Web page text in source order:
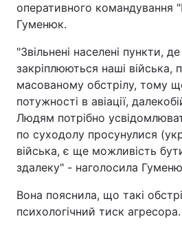
оперативного командування
Гуменюк.
"Звільнені населені пункти, де
закріплюються наші війська,
масованому обстрілу, тому
потужності в авіації,
Людям потрібно
по суходолу просунулися
війська, є ще можливість
здалеку" - наголосила
Вона пояснила, що такі
психологічний тиск агресора.